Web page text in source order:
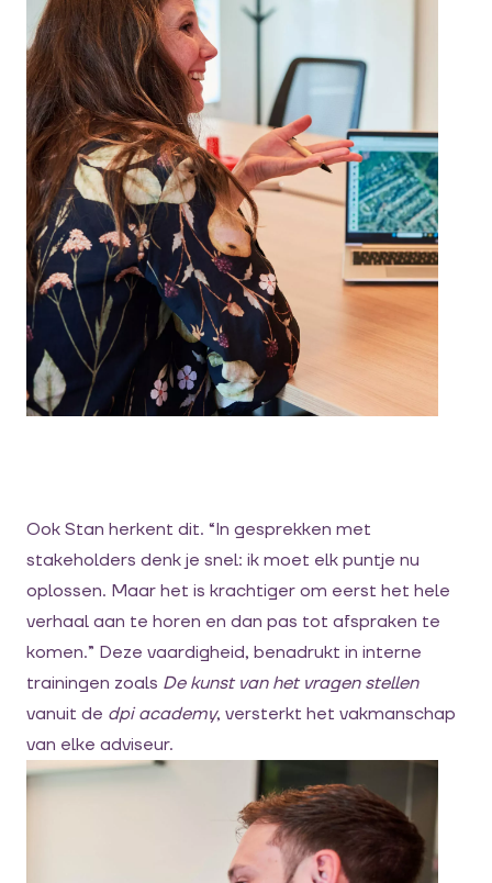
Ook Stan herkent dit. “In gesprekken met
stakeholders denk je snel: ik moet elk puntje nu
oplossen. Maar het is krachtiger om eerst het hele
verhaal aan te horen en dan pas tot afspraken te
komen.” Deze vaardigheid, benadrukt in interne
trainingen zoals De kunst van het vragen stellen
vanuit de dpi academy, versterkt het vakmanschap
van elke adviseur.